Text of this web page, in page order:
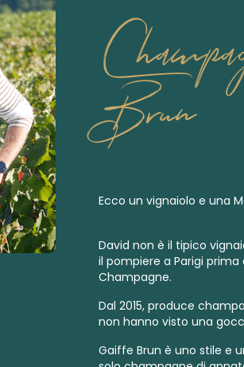
Brun
Ecco un vignaiolo e una
David non è il tipico
il pompiere a Parigi
Champagne.
Dal 2015, produce
non hanno visto una
Gaiffe Brun è uno stile e